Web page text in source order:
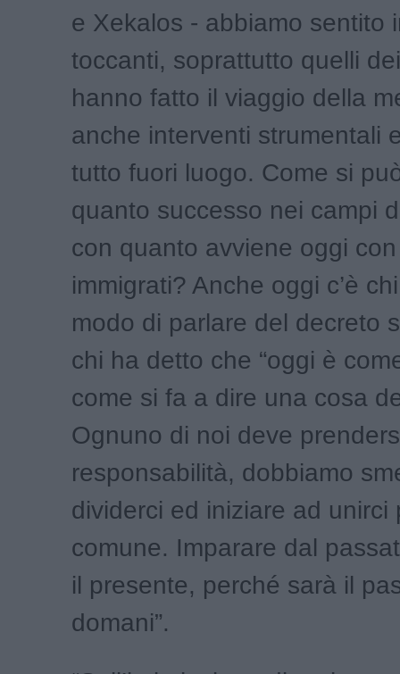
e Xekalos - abbiamo sentito
toccanti, soprattutto quelli
hanno fatto il viaggio della
anche interventi strumentali
tutto fuori luogo. Come si
quanto successo nei campi
con quanto avviene oggi
immigrati? Anche oggi c’è
modo di parlare del decreto
chi ha detto che “oggi è
come si fa a dire una cosa
Ognuno di noi deve
responsabilità, dobbiamo
dividerci ed iniziare ad unirci
comune. Imparare dal
il presente, perché sarà il
domani”.